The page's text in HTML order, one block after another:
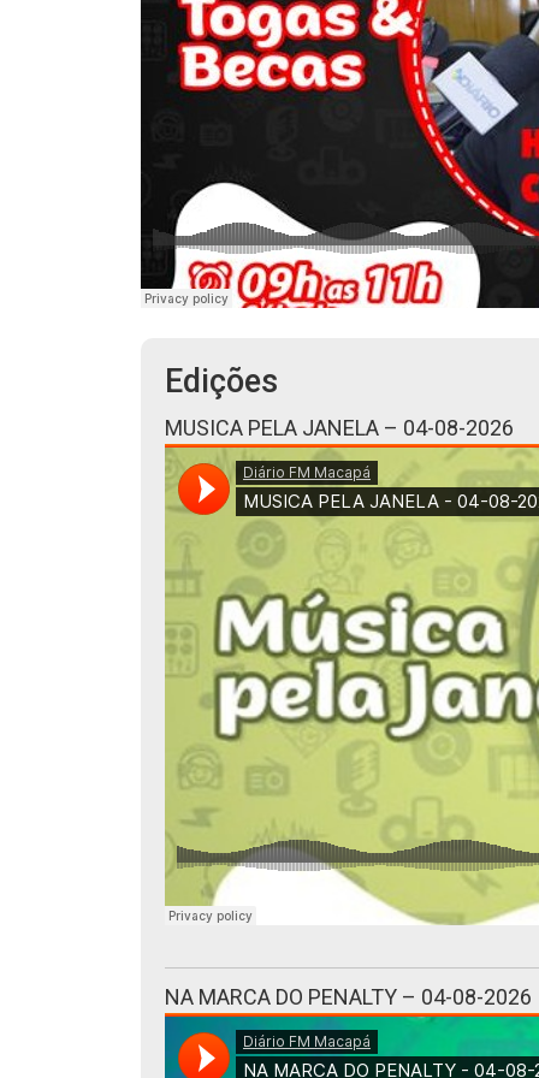
Edições
MUSICA PELA JANELA – 04-08-2026
NA MARCA DO PENALTY – 04-08-2026